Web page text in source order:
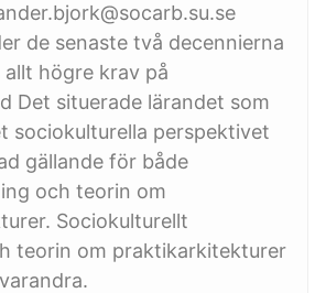
de senaste två decennierna
högre krav på
Det situerade lärandet som
sociokulturella perspektivet
gällande för både
och teorin om
Sociokulturellt
teorin om praktikarkitekturer